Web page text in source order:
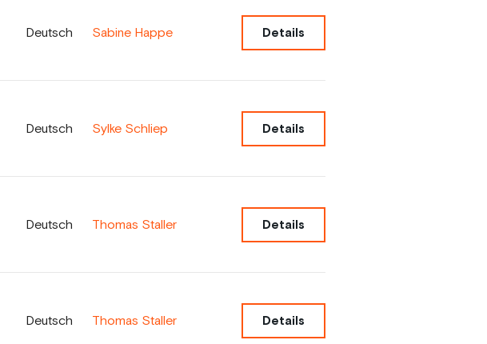
Deutsch Sabine Happe Details
Deutsch Sylke Schliep Details
Deutsch Thomas Staller Details
Deutsch Thomas Staller Details